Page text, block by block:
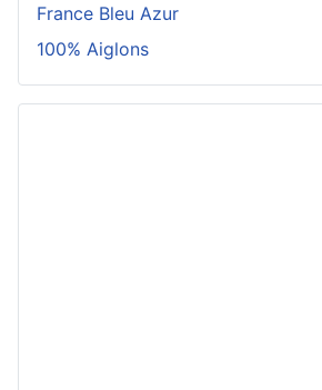
France Bleu Azur
100% Aiglons